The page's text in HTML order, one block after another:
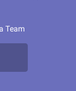
Team